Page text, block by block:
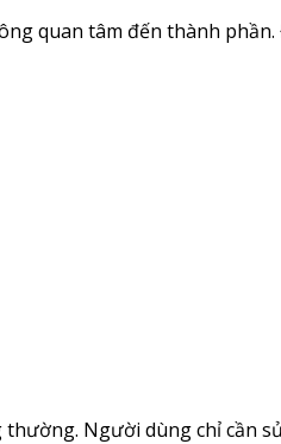
quan tâm đến thành
Người dùng chỉ cần